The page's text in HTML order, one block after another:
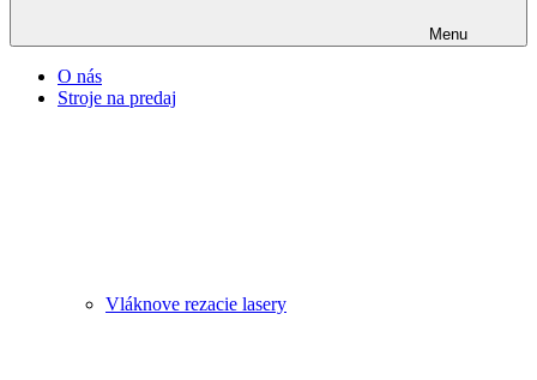
Menu
O nás
Stroje na predaj
Vláknove rezacie lasery